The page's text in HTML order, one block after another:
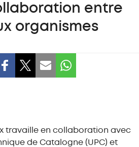
entre
organismes
travaille en collaboration avec
de Catalogne (UPC) et